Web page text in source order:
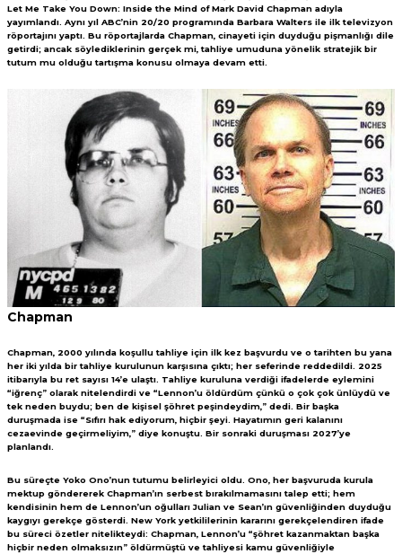
Let Me Take You Down: Inside the Mind of Mark David Chapman adıyla
yayımlandı. Aynı yıl ABC’nin 20/20 programında Barbara Walters ile ilk televizyon
röportajını yaptı. Bu röportajlarda Chapman, cinayeti için duyduğu pişmanlığı dile
getirdi; ancak söylediklerinin gerçek mi, tahliye umuduna yönelik stratejik bir
tutum mu olduğu tartışma konusu olmaya devam etti.
Chapman
Chapman, 2000 yılında koşullu tahliye için ilk kez başvurdu ve o tarihten bu yana
her iki yılda bir tahliye kurulunun karşısına çıktı; her seferinde reddedildi. 2025
itibarıyla bu ret sayısı 14’e ulaştı. Tahliye kuruluna verdiği ifadelerde eylemini
“iğrenç” olarak nitelendirdi ve “Lennon’u öldürdüm çünkü o çok çok ünlüydü ve
tek neden buydu; ben de kişisel şöhret peşindeydim,” dedi. Bir başka
duruşmada ise “Sıfırı hak ediyorum, hiçbir şeyi. Hayatımın geri kalanını
cezaevinde geçirmeliyim,” diye konuştu. Bir sonraki duruşması 2027’ye
planlandı.
Bu süreçte Yoko Ono’nun tutumu belirleyici oldu. Ono, her başvuruda kurula
mektup göndererek Chapman’ın serbest bırakılmamasını talep etti; hem
kendisinin hem de Lennon’un oğulları Julian ve Sean’ın güvenliğinden duyduğu
kaygıyı gerekçe gösterdi. New York yetkililerinin kararını gerekçelendiren ifade
bu süreci özetler nitelikteydi: Chapman, Lennon’u “şöhret kazanmaktan başka
hiçbir neden olmaksızın” öldürmüştü ve tahliyesi kamu güvenliğiyle